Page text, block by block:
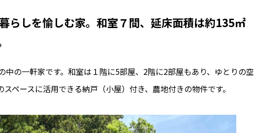
らしを愉しむ家。和室７間、延床面積は約135㎡
中の一軒家です。和室は１階に5部屋、2階に2部屋もあり、ゆとりの空
ペースに活用できる納戸（小屋）付き、農地付きの物件です。